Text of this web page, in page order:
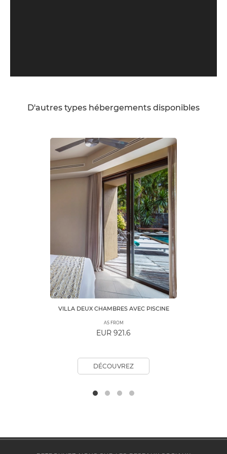
D'autres types hébergements disponibles
VILLA DEUX CHAMBRES AVEC PISCINE
AS FROM
EUR 921.6
DÉCOUVREZ